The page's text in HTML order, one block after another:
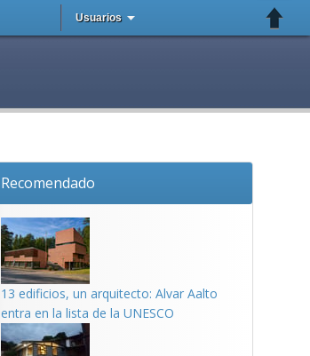
Usuarios
Recomendado
13 edificios, un arquitecto: Alvar Aalto
entra en la lista de la UNESCO